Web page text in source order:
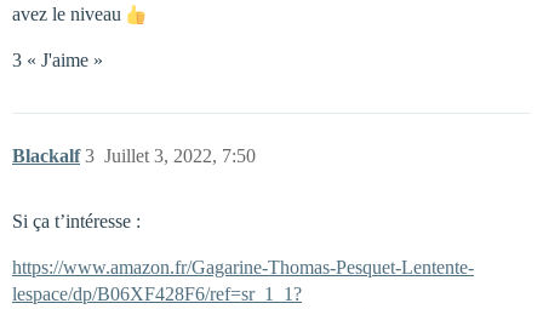
avez le niveau
3 « J'aime »
Blackalf Juillet 3, 2022, 7:50
3
Si ça t’intéresse :
https://www.amazon.fr/Gagarine-Thomas-Pesquet-Lentente-
lespace/dp/B06XF428F6/ref=sr_1_1?